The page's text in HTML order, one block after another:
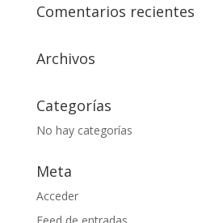
Comentarios recientes
Archivos
Categorías
No hay categorías
Meta
Acceder
Feed de entradas